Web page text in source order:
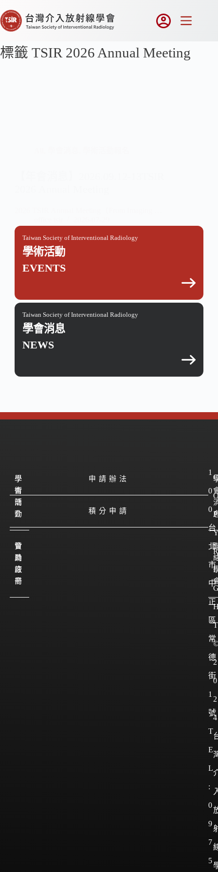
標籤 TSIR 2026 Annual Meeting
Taiwan Society of Interventional Radiology
學術活動
EVENTS
Taiwan Society of Interventional Radiology
學會消息
NEWS
學
會
簡
介
會
員
註
冊
學
術
活
動
贊
助
廠
商
申請辦法
積分申請
1
0
0
台
北
市
中
正
區
常
德
街
1
號
T
E
L
:
0
9
7
5
C
P
R
I
T
2
0
2
4